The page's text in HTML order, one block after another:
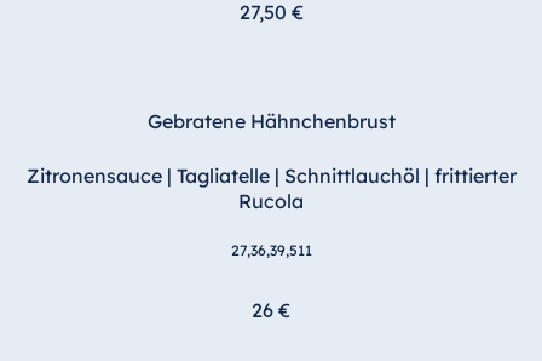
27,50 €
Gebratene Hähnchenbrust
Zitronensauce | Tagliatelle | Schnittlauchöl | frittierter
Rucola
27,36,39,511
26 €